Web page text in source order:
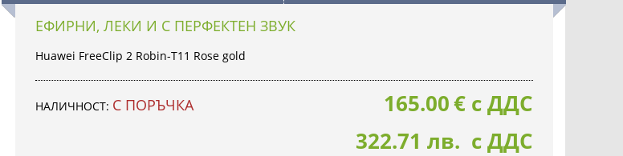
ЕФИРНИ, ЛЕКИ И С ПЕРФЕКТЕН ЗВУК
Huawei FreeClip 2 Robin-T11 Rose gold
НАЛИЧНОСТ: С ПОРЪЧКА 165.00€ с ДДС
322.71 лв. с ДДС